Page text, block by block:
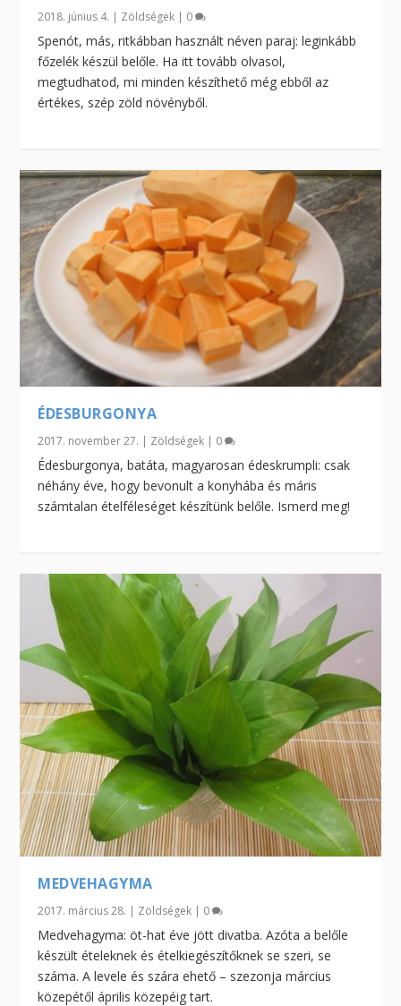
2018. június 4. | Zöldségek | 0
Spenót, más, ritkábban használt néven paraj: leginkább
főzelék készül belőle. Ha itt tovább olvasol,
megtudhatod, mi minden készíthető még ebből az
értékes, szép zöld növényből.
ÉDESBURGONYA
2017. november 27. | Zöldségek | 0
Édesburgonya, batáta, magyarosan édeskrumpli: csak
néhány éve, hogy bevonult a konyhába és máris
számtalan ételféleséget készítünk belőle. Ismerd meg!
MEDVEHAGYMA
2017. március 28. | Zöldségek | 0
Medvehagyma: öt-hat éve jött divatba. Azóta a belőle
készült ételeknek és ételkiegészítőknek se szeri, se
száma. A levele és szára ehető – szezonja március
közepétől április közepéig tart.